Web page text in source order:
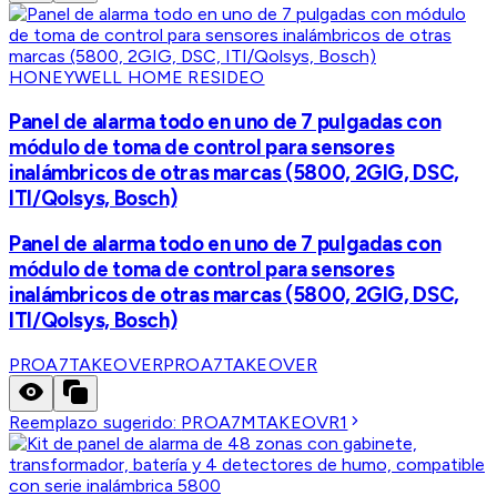
HONEYWELL HOME RESIDEO
Panel de alarma todo en uno de 7 pulgadas con
módulo de toma de control para sensores
inalámbricos de otras marcas (5800, 2GIG, DSC,
ITI/Qolsys, Bosch)
Panel de alarma todo en uno de 7 pulgadas con
módulo de toma de control para sensores
inalámbricos de otras marcas (5800, 2GIG, DSC,
ITI/Qolsys, Bosch)
PROA7TAKEOVERPROA7TAKEOVER
Reemplazo sugerido: PROA7MTAKEOVR1